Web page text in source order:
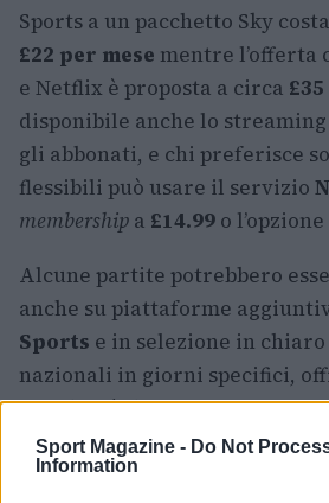
Sport Magazine - Do Not
Information
Sports a un pacchetto Sky
£22 per mese mentre l’offerta
e Netflix è proposta a circa
disponibile anche lo
gli abbonati, e chi preferisce
flessibili può usare il servizio
membership a £14.99 o
Alcune partite potrebbero
anche su piattaforme
Sports e in selezione in
nazionali in giorni specifici,
possibilità di accesso
estesa consente agli
scelte di formazione, i